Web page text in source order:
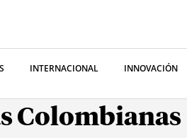
INTERNACIONAL INNOVACIÓN
Colombianas